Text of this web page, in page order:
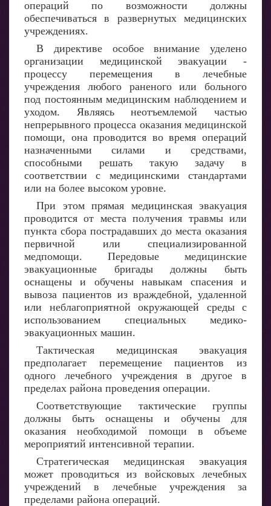
операций по возможности должны
обеспечиваться в развернутых медицинских
учреждениях.
В директиве особое внимание уделено
организации медицинской эвакуации -
процессу перемещения в лечебные
учреждения любого раненого или больного
под постоянным медицинским наблюдением и
уходом. Являясь неотъемлемой частью
непрерывного процесса оказания медицинской
помощи, она проводится во время операций
назначенными силами и средствами,
способными решать такую задачу в
соответствии с медицинскими стандартами
или на более высоком уровне.
При этом прямая медицинская эвакуация
проводится от места получения травмы или
пункта сбора пострадавших до места оказания
первичной или специализированной
медпомощи. Передовые медицинские
эвакуационные бригады должны быть
оснащены и обучены навыкам спасения и
вывоза пациентов из враждебной, удаленной
или неблагоприятной окружающей среды с
использованием специальных медико-
эвакуационных машин.
Тактическая медицинская эвакуация
предполагает перемещение пациентов из
одного лечебного учреждения в другое в
пределах района проведения операции.
Соответствующие тактические группы
должны быть оснащены и обучены для
оказания необходимой помощи в объеме
мероприятий интенсивной терапии.
Стратегическая медицинская эвакуация
может проводиться из войсковых лечебных
учреждений в лечебные учреждения за
пределами района операций.